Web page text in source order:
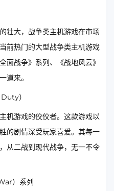
壮大，战争类主机游戏在市场
前热门的大型战争类主机游戏
面战争》系列、《战地风云》
道来。
）
机游戏的佼佼者。这款游戏以
的剧情深受玩家喜爱。其每一
从二战到现代战争，无一不令
）系列